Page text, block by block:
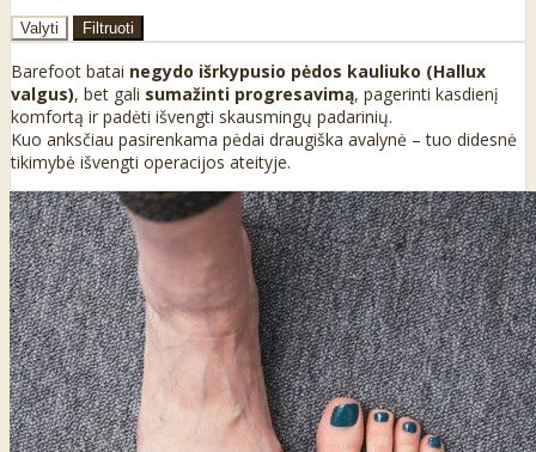
Valyti Filtruoti
Barefoot batai negydo išrkypusio pėdos kauliuko (Hallux
valgus), bet gali sumažinti progresavimą, pagerinti kasdienį
komfortą ir padėti išvengti skausmingų padarinių.
Kuo anksčiau pasirenkama pėdai draugiška avalynė – tuo didesnė
tikimybė išvengti operacijos ateityje.